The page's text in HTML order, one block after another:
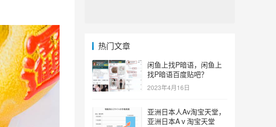
热门文章
闲鱼上找P暗语，闲鱼上
找P暗语百度贴吧？
2023年4月16日
亚洲日本人Av淘宝天堂，
亚洲日本Aⅴ淘宝天堂